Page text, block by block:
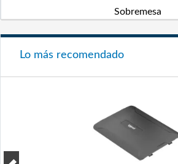
Sobremesa
Lo más recomendado